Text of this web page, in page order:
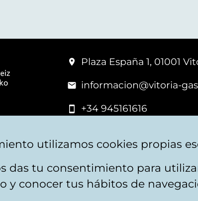
Plaza España 1, 01001
informacion@vitoria-
+34 945161616
Politica de cookies Plan du
utilizamos cookies propias
das tu consentimiento para
y conocer tus hábitos de